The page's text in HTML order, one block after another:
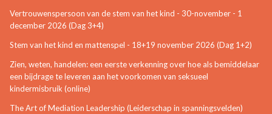
Vertrouwenspersoon van de stem van het kind - 30-november - 1
december 2026 (Dag 3+4)
Stem van het kind en mattenspel - 18+19 november 2026 (Dag 1+2)
Zien, weten, handelen: een eerste verkenning over hoe als bemiddelaar
een bijdrage te leveren aan het voorkomen van seksueel
kindermisbruik (online)
The Art of Mediation Leadership (Leiderschap in spanningsvelden)